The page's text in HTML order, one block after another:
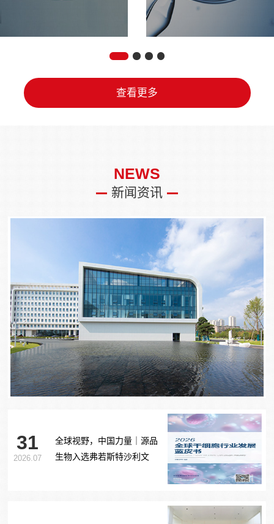
查看更多
NEWS
新闻资讯
31
2026.07
全球视野，中国力量｜源品
生物入选弗若斯特沙利文